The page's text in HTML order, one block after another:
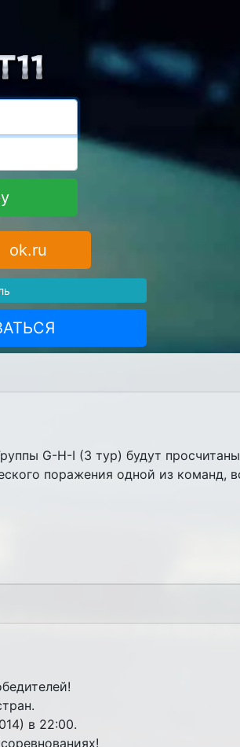
ok.ru
G-H-I (3 тур) будут
поражения одной из команд,
в 22:00.